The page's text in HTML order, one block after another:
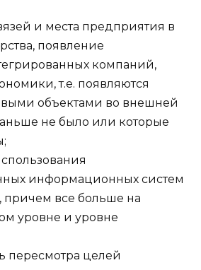
и места предприятия в
появление
компаний,
т.е. появляются
объектами во внешней
не было или которые
информационных систем
причем все больше на
уровне и уровне
пересмотра целей